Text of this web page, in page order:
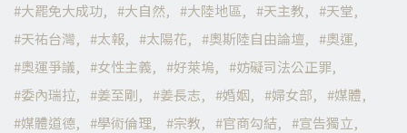
大罷免大成功
大自然 大陸地區 天主教
天堂
天祐台灣
太報 太陽花 奧斯陸自由論壇
奧運
奧運爭議
女性主義 好萊塢
妨礙司法公正罪
委內瑞拉
姜至剛 姜長志 婚姻 婦女部
媒體
媒體道德
學術倫理 宗教 官商勾結
宣告獨立